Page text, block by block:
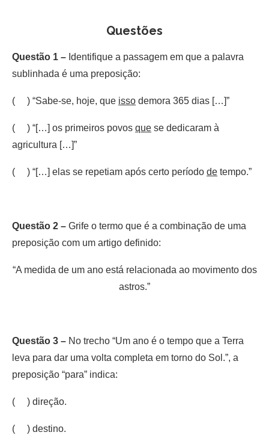
Questões
Questão 1 – Identifique a passagem em que a palavra
sublinhada é uma preposição:
( ) “Sabe-se, hoje, que isso demora 365 dias […]”
( ) “[…] os primeiros povos que se dedicaram à
agricultura […]”
( ) “[…] elas se repetiam após certo período de tempo.”
Questão 2 – Grife o termo que é a combinação de uma
preposição com um artigo definido:
“A medida de um ano está relacionada ao movimento dos
astros.”
Questão 3 – No trecho “Um ano é o tempo que a Terra
leva para dar uma volta completa em torno do Sol.”, a
preposição “para” indica:
( ) direção.
( ) destino.